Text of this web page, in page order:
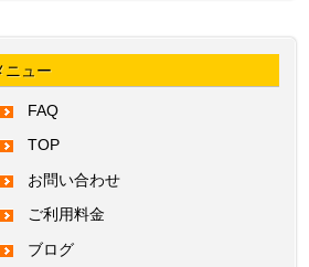
ニュー
FAQ
TOP
お問い合わせ
ご利用料金
ブログ